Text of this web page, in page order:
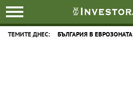
ТЕМИТЕ ДНЕС: БЪЛГАРИЯ В ЕВРОЗОНАТА